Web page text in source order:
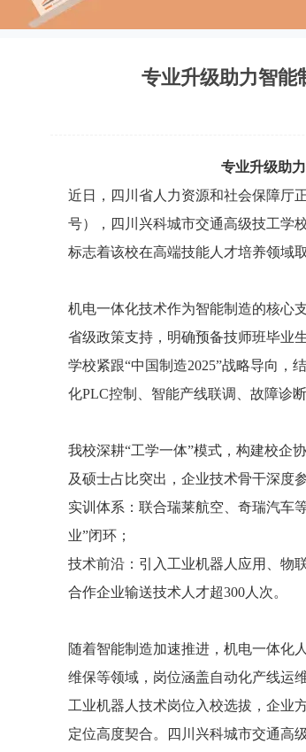
专业升级助力智能
专业升级助
近日，四川省人力资源和社会保障厅
号），四川兴科城市交通高级技工学
标志着该校在高端技能人才培养领域
机电一体化技术作为智能制造的核心
省级政策支持，明确预备技师班毕业
学校紧跟“中国制造2025”战略导向，
化PLC控制、智能产线联调、故障诊
我校深耕“工学一体”模式，构建校企
及硕士占比突出，企业技术骨干深度
实训体系：联合瑞莱航空、奇瑞汽车
业”闭环；
技术前沿：引入工业机器人应用、物
合作企业输送技术人才超300人次。
随着智能制造加速推进，机电一体化
维保等领域，岗位涵盖自动化产线运
工业机器人技术岗位入校选拔，企业
定位高度契合。四川兴科城市交通高